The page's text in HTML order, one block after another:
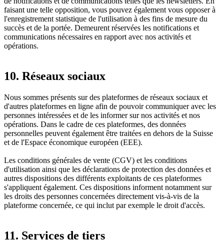
faisant une telle opposition, vous pouvez également vous opposer à
l'enregistrement statistique de l'utilisation à des fins de mesure du
succès et de la portée. Demeurent réservées les notifications et
communications nécessaires en rapport avec nos activités et
opérations.
10. Réseaux sociaux
Nous sommes présents sur des plateformes de réseaux sociaux et
d'autres plateformes en ligne afin de pouvoir communiquer avec les
personnes intéressées et de les informer sur nos activités et nos
opérations. Dans le cadre de ces plateformes, des données
personnelles peuvent également être traitées en dehors de la Suisse
et de l'Espace économique européen (EEE).
Les conditions générales de vente (CGV) et les conditions
d'utilisation ainsi que les déclarations de protection des données et
autres dispositions des différents exploitants de ces plateformes
s'appliquent également. Ces dispositions informent notamment sur
les droits des personnes concernées directement vis-à-vis de la
plateforme concernée, ce qui inclut par exemple le droit d'accès.
11. Services de tiers